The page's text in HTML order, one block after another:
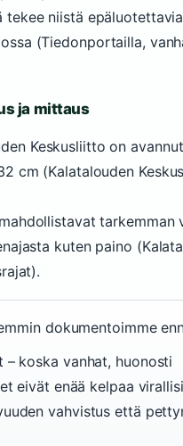
tekee niistä epäluotettavia
(Tiedonportailla,
ja mittaus
Keskusliitto on
cm (Kalatalouden
tarkemman
kuten paino
dokumentoimme
koska vanhat, huonosti
eivät enää kelpaa
vahvistus että